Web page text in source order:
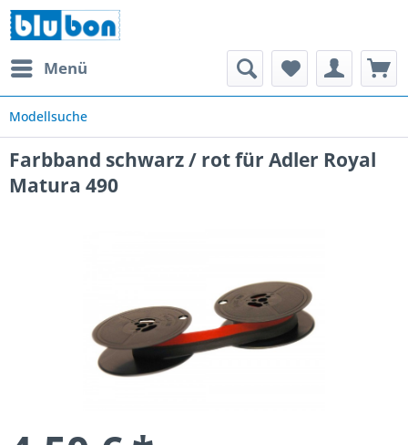
Menü
Modellsuche
Farbband schwarz / rot für Adler Royal
Matura 490